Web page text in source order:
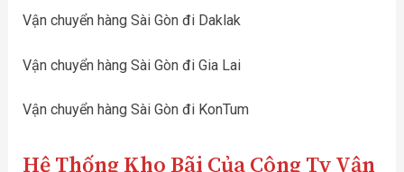
Vận chuyển hàng Sài Gòn đi Daklak
Vận chuyển hàng Sài Gòn đi Gia Lai
Vận chuyển hàng Sài Gòn đi KonTum
Hệ Thống Kho Bãi Của Công Ty Vận